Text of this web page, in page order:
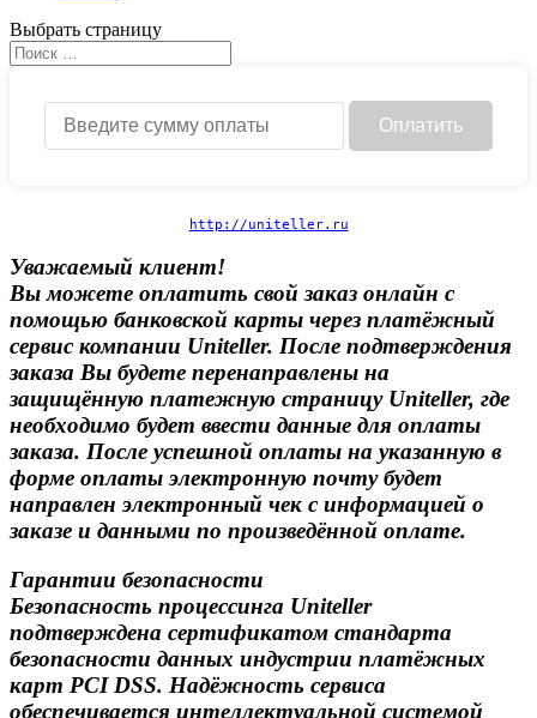
Выбрать страницу
Оплатить
http://unitel ler.ru
Уважаемый клиент!
Вы можете оплатить свой заказ онлайн с
помощью банковской карты через платёжный
сервис компании Uniteller. После подтверждения
заказа Вы будете перенаправлены на
защищённую платежную страницу Uniteller, где
необходимо будет ввести данные для оплаты
заказа. После успешной оплаты на указанную в
форме оплаты электронную почту будет
направлен электронный чек с информацией о
заказе и данными по произведённой оплате.
Гарантии безопасности
Безопасность процессинга Uniteller
подтверждена сертификатом стандарта
безопасности данных индустрии платёжных
карт PCI DSS. Надёжность сервиса
обеспечивается интеллектуальной системой